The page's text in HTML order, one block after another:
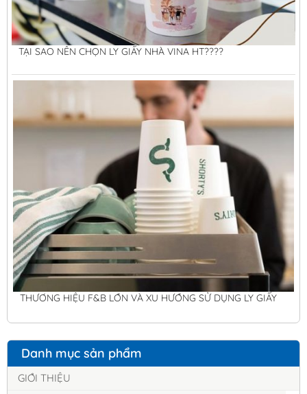
TẠI SAO NÊN CHỌN LY GIẤY NHÀ VINA HT????
THƯƠNG HIỆU F&B LỚN VÀ XU HƯỚNG SỬ DỤNG LY GIẤY
Danh mục sản phẩm
GIỚI THIỆU